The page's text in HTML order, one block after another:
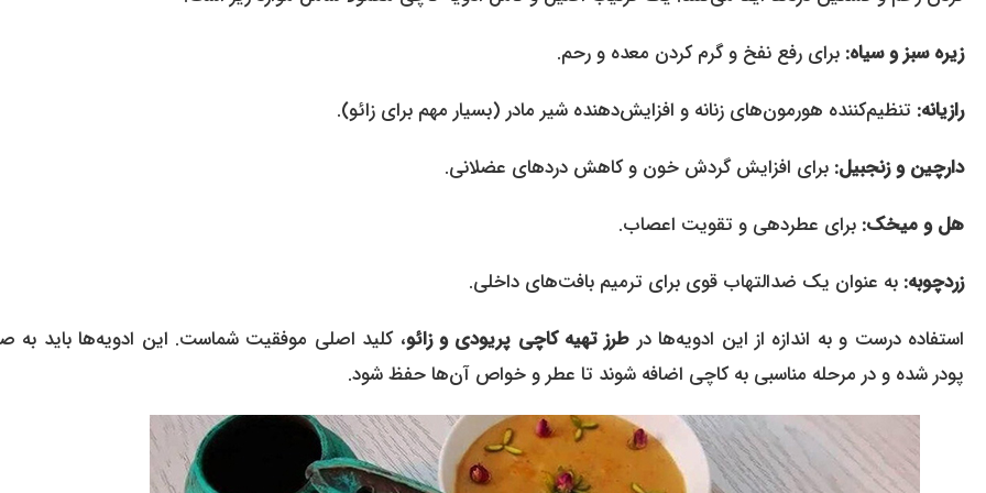
زیره سبز و سیاه: برای رفع نفخ و گرم کردن معده و رحم.
رازیانه: تنظیم‌کننده هورمون‌های زنانه و افزایش‌دهنده شیر مادر (بسیار مهم برای زائو).
دارچین و زنجبیل: برای افزایش گردش خون و کاهش دردهای عضلانی.
هل و میخک: برای عطردهی و تقویت اعصاب.
زردچوبه: به عنوان یک ضدالتهاب قوی برای ترمیم بافت‌های داخلی.
استفاده درست و به اندازه از این ادویه‌ها در طرز تهیه کاچی پریودی و زائو، کلید اصلی موفقیت شماست. این ادویه‌ها باید به
پودر شده و در مرحله مناسبی به کاچی اضافه شوند تا عطر و خواص آن‌ها حفظ شود.